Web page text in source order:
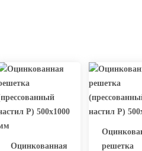
Оцинкованная
решетка